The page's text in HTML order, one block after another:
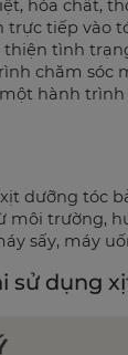
hóa chất,
trực tiếp vào
tình
chăm sóc
hành trình
dưỡng tóc
môi trường,
sấy, máy
sử dụng